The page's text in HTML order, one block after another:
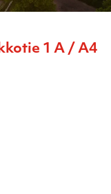
1 A / A4